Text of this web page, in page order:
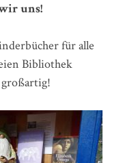
uns!
für alle
Bibliothek